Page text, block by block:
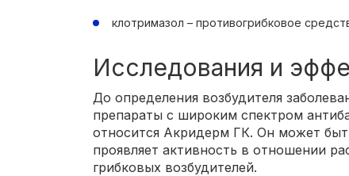
клотримазол – противогрибковое
Исследования и
До определения возбудителя
препараты с широким спектром
относится Акридерм ГК. Он может
проявляет активность в отношении
грибковых возбудителей.